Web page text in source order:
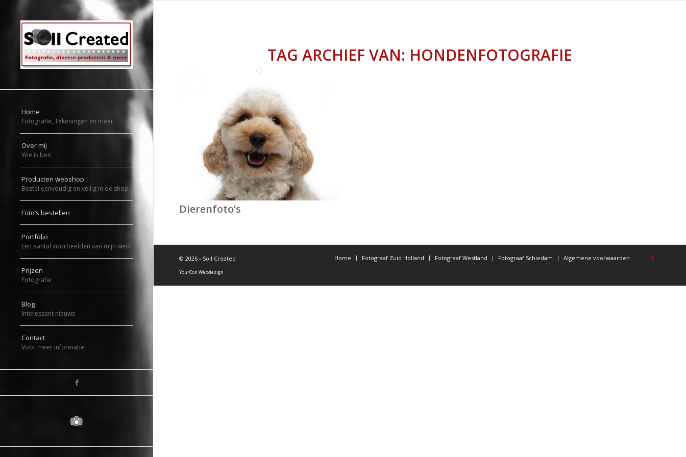
Home
Fotografie, Tekeningen en meer
Over mij
Wie ik ben
Producten webshop
Bestel eenvoudig en veilig in de shop
Foto’s bestellen
Portfolio
Een aantal voorbeelden van mijn werk
Prijzen
Fotografie
Blog
Interessant nieuws
Contact
Voor meer informatie
TAG ARCHIEF VAN: HONDENFOTOGRAFIE
Dierenfoto’s
© 2026 - Soll Created
YourCon Webdesign
Home Fotograaf Zuid Holland Fotograaf Westland Fotograaf Schiedam Algemene voorwaarden